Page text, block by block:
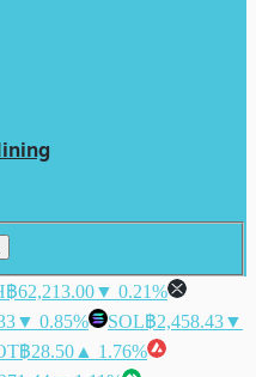
฿62,213.00▼ 0.21%
▼ 0.85% SOL฿2,458.43▼
฿28.50 ▲ 1.76%